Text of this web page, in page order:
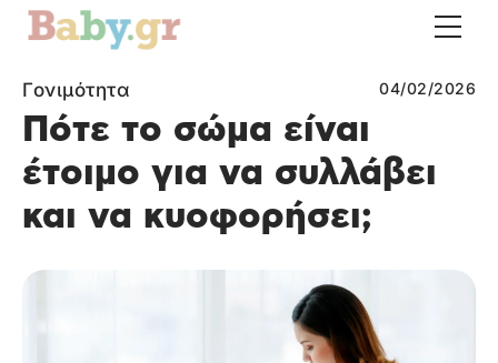
Γονιμότητα 04/02/2026
Πότε το σώμα είναι
έτοιμο για να συλλάβει
και να κυοφορήσει;